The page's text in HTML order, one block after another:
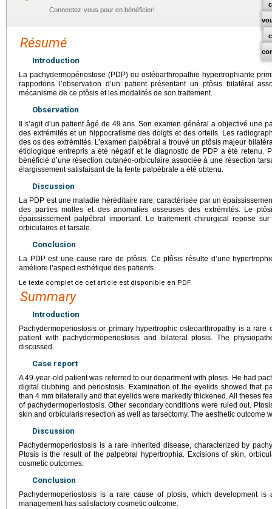
Connectez-vous pour en bénéficier!
Résumé
Introduction
La pachydermopériostose (PDP) ou ostéoarthropathie hypertrophiante
rapportons l’observation d’un patient présentant un ptôsis bilatéral
mécanisme de ce ptôsis et les modalités de son traitement.
Observation
Il s’agit d’un patient âgé de 49 ans. Son examen général a objectivé une
des extrémités et un hippocratisme des doigts et des orteils. Les
des os des extrémités. L’examen palpébral a trouvé un ptôsis majeur
étiologique entrepris a été négatif et le diagnostic de PDP a été retenu.
bénéficié d’une résection cutanéo-orbiculaire associée à une résection
élargissement satisfaisant de la fente palpébrale a été obtenu.
Discussion
La PDP est une maladie héréditaire rare, caractérisée par un
des parties molles et des anomalies osseuses des extrémités. Le
épaississement palpébral important. Le traitement chirurgical repose
orbiculaires et tarsale.
Conclusion
La PDP est une cause rare de ptôsis. Ce ptôsis résulte d’une
améliore l’aspect esthétique des patients.
Le texte complet de cet article est disponible en PDF.
Summary
Introduction
Pachydermoperiostosis or primary hypertrophic osteoarthropathy is a
patient with pachydermoperiostosis and bilateral ptosis. The
discussed.
Case report
A 49-year-old patient was referred to our department with ptosis. He had
digital clubbing and periostosis. Examination of the eyelids showed that
than 4 mm bilaterally and that eyelids were markedly thickened. All theses
of pachydermoperiostosis. Other secondary conditions were ruled out.
skin and orbicularis resection as well as tarsectomy. The aesthetic outcome
Discussion
Pachydermoperiostosis is a rare inherited disease, characterized by
Ptosis is the result of the palpebral hypertrophia. Excisions of skin,
cosmetic outcomes.
Conclusion
Pachydermoperiostosis is a rare cause of ptosis, which development is
management has satisfactory cosmetic outcome.